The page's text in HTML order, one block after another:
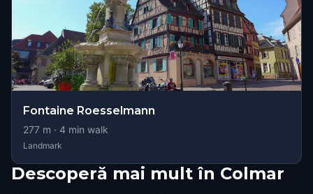
Fontaine Roesselmann
277 m · 4 min walk
Landmark
Descoperă mai mult în Colmar